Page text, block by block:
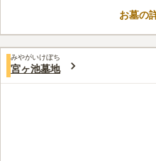
ます。供養形態としては
口コミ評価
この霊園はまだ誰からも評価されて
お墓の
みやがいけぼち
宮ヶ池墓地